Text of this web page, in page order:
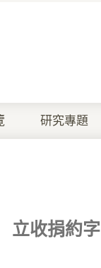
研究專題
立收捐約字